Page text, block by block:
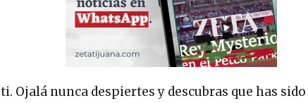
Ojalá nunca despiertes y descubras que has